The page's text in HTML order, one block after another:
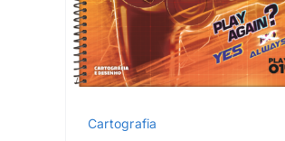
Cartografia